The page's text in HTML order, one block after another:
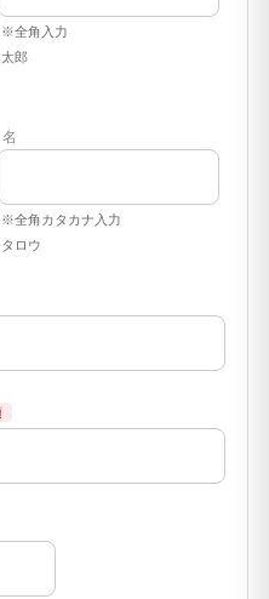
※全角入力
太郎
名
※全角カタカナ入力
タロウ